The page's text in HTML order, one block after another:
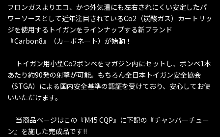
フロンガスよりエコ、かつ外気温にも左右されにくい安定したパ
ワーソースとして近年注目されているCo2（炭酸ガス）カートリッ
ジを使用するトイガンをラインナップする新ブランド
『Carbon8』（カーボネート）が始動！
トイガン用小型Co2ボンベをマガジン内にセットし、ボンベ1本
あたり約90発の射撃が可能。もちろん全日本トイガン安全協会
（STGA）による国内安全基準の認証を受けており、安心してお使
いいただけます。
当商品ページはこの『M45 CQP』に下記の『チャンバーチュー
ン』を施した完成品です!!